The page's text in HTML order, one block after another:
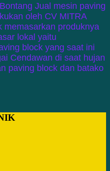
Jual mesin paving
oleh CV MITRA
memasarkan produknya
lokal yaitu
block yang saat ini
Cendawan di saat hujan
paving block dan batako